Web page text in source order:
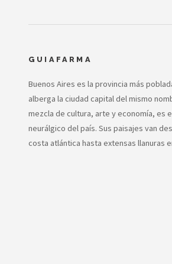
GUIAFARMA
Buenos Aires es la provincia más
alberga la ciudad capital del mismo
mezcla de cultura, arte y economía, es
neurálgico del país. Sus paisajes van
costa atlántica hasta extensas llanuras